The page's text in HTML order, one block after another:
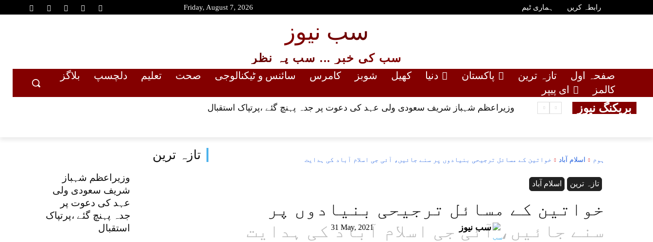
Friday, August 7, 2026 رابطہ کریں ہماری ٹیم
سب نیوز
سب کی خبر ... سب پہ نظر
صفحہ اول تازہ ترین پاکستان دنیا کھیل شوبز کامرس سائنس و ٹیکنالوجی صحت تعلیم دلچسپ
بلاگز
کالمز
ای پیپر
بریکنگ نیوز وزیراعظم شہباز شریف سعودی ولی عہد کی دعوت پر جدہ پہنچ گئے ،پرتپاک استقبال
تازہ ترین
وزیراعظم شہباز
شریف سعودی ولی
عہد کی دعوت پر
جدہ پہنچ گئے ،پرتپاک
استقبال
ہوم اسلام آباد خواتین کے مسائل ترجیحی بنیادوں پر سنے جائیں، آئی جی اسلام آباد کی ہدایت
اسلام آباد تازہ ترین
خواتین کے مسائل ترجیحی بنیادوں پر
سنے جائیں، آئی جی اسلام آباد کی ہدایت
31 May, 2021 سب نیوز